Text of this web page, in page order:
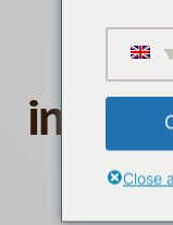
con
Close